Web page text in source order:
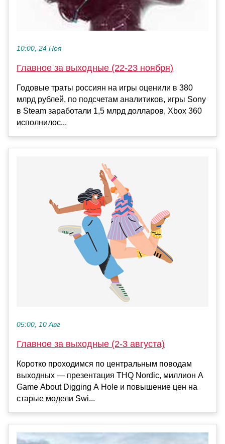
10:00, 24 Ноя
Главное за выходные (22-23 ноября)
Годовые траты россиян на игры оценили в 380
млрд рублей, по подсчетам аналитиков, игры Sony
в Steam заработали 1,5 млрд долларов, Xbox 360
исполнилос...
05:00, 10 Авг
Главное за выходные (2-3 августа)
Коротко проходимся по центральным поводам
выходных — презентация THQ Nordic, миллион A
Game About Digging A Hole и повышение цен на
старые модели Swi...